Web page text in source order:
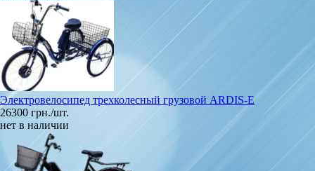
Электровелосипед трехколесный грузовой ARDIS-E
26300 грн./шт.
нет в наличии